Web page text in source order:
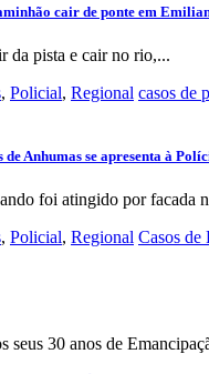
cair de ponte em
da pista e cair no rio,...
, Policial, Regional casos de
Anhumas se apresenta à
foi atingido por facada
, Policial, Regional Casos de
30 anos de